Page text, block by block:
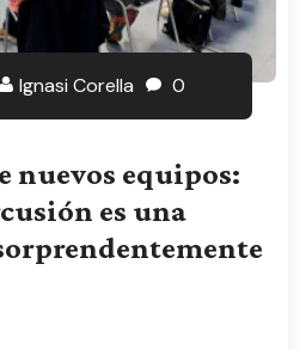
Ignasi Corella 0
nuevos equipos:
es una